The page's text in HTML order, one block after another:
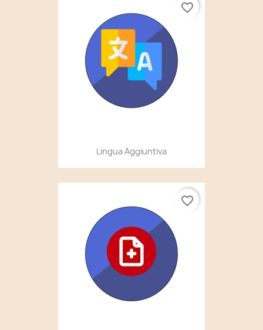
Lingua Aggiuntiva
favorite_border
favorite_border